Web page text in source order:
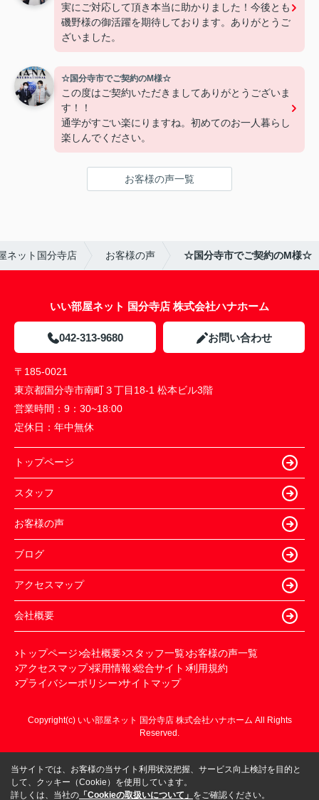
実にご対応して頂き本当に助かりました！今後とも
磯野様の御活躍を期待しております。ありがとうご
ざいました。
☆国分寺市でご契約のM様☆
この度はご契約いただきましてありがとうございま
す！！
通学がすごい楽にりますね。初めてのお一人暮らし
楽しんでください。
お客様の声一覧
ネット国分寺店 お客様の声 ☆国分寺市でご契約のM様☆
いい部屋ネット 国分寺店 株式会社ハナホーム
042-313-9680 お問い合わせ
〒185-0021
東京都国分寺市南町３丁目18-1 松本ビル3階
営業時間： 9：30~18:00
定休日： 年中無休
トップページ
スタッフ
お客様の声
ブログ
アクセスマップ
会社概要
トップページ 会社概要 スタッフ一覧 お客様の声一覧
アクセスマップ 採用情報 総合サイト 利用規約
プライバシーポリシー サイトマップ
Copyright(c) いい部屋ネット 国分寺店 株式会社ハナホーム All Rights
Reserved.
当サイトでは、お客様の当サイト利用状況把握、サービス向上検討を目的と
して、クッキー（Cookie）を使用しています。
詳しくは、当社の 「Cookieの取扱いについて」 をご確認ください。